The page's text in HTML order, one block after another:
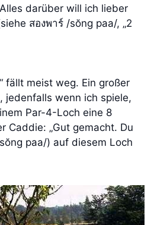
darüber will ich lieber
สองพาร์ /sŏng paa/, „2
fällt meist weg. Ein großer
jedenfalls wenn ich spiele,
Par-4-Loch eine 8
Caddie: „Gut gemacht. Du
paa/) auf diesem Loch